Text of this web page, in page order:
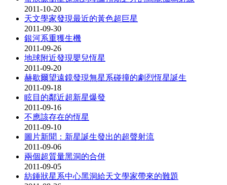
2011-10-20
天文學家發現最近的黃色超巨星
2011-09-30
銀河系重獲生機
2011-09-26
地球附近發現嬰兒恆星
2011-09-20
赫歇爾望遠鏡發現無星系碰撞的劇烈恆星誕生
2011-09-18
眩目的鄰近超新星爆發
2011-09-16
不應該存在的恆星
2011-09-10
圖片新聞：新星誕生發出的超聲射流
2011-09-06
兩個超質量黑洞的合併
2011-09-05
紡錘狀星系中心黑洞給天文學家帶來的難題